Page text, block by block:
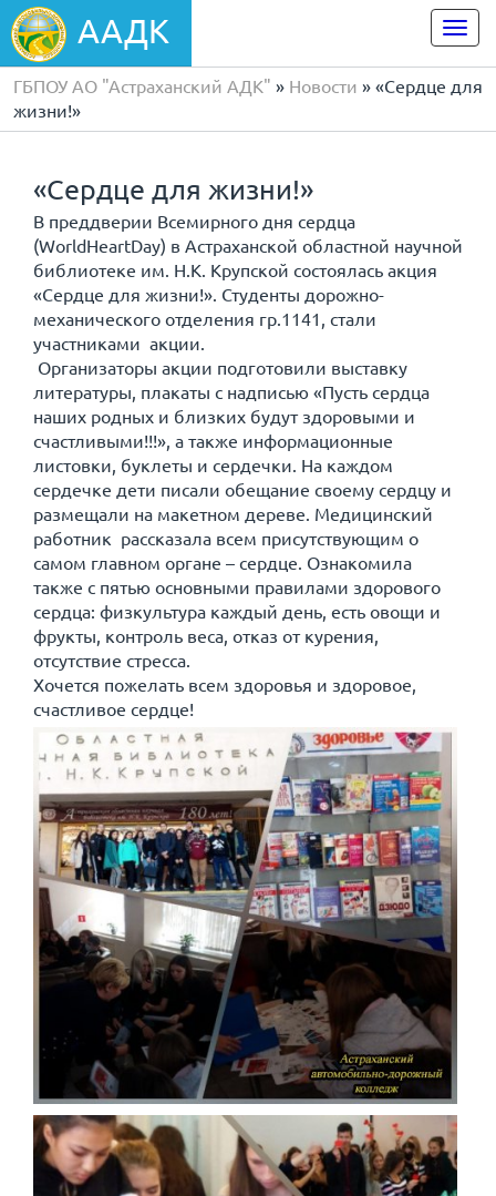
ААДК
ГБПОУ АО "Астраханский АДК" » Новости » «Сердце для
жизни!»
«Сердце для жизни!»
В преддверии Всемирного дня сердца
(WorldHeartDay) в Астраханской областной научной
библиотеке им. Н.К. Крупской состоялась акция
«Сердце для жизни!». Студенты дорожно-
механического отделения гр.1141, стали
участниками акции.
Организаторы акции подготовили выставку
литературы, плакаты с надписью «Пусть сердца
наших родных и близких будут здоровыми и
счастливыми!!!», а также информационные
листовки, буклеты и сердечки. На каждом
сердечке дети писали обещание своему сердцу и
размещали на макетном дереве. Медицинский
работник рассказала всем присутствующим о
самом главном органе – сердце. Ознакомила
также с пятью основными правилами здорового
сердца: физкультура каждый день, есть овощи и
фрукты, контроль веса, отказ от курения,
отсутствие стресса.
Хочется пожелать всем здоровья и здоровое,
счастливое сердце!